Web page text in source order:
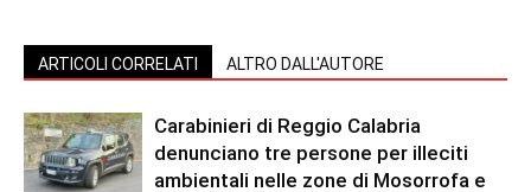
ARTICOLI CORRELATI ALTRO DALL'AUTORE
Carabinieri di Reggio Calabria
denunciano tre persone per illeciti
ambientali nelle zone di Mosorrofa e